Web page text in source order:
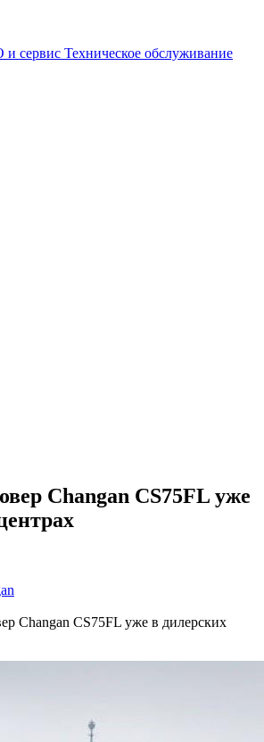
и сервис Техническое обслуживание
Changan CS75FL уже
Changan CS75FL уже в дилерских